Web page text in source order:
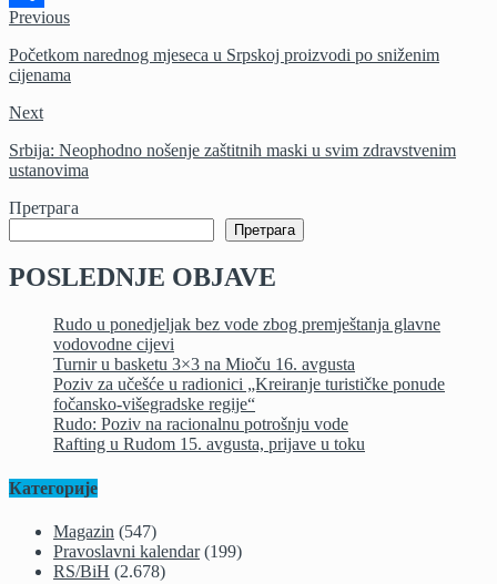
Share
Previous
Početkom narednog mjeseca u Srpskoj proizvodi po sniženim
cijenama
Next
Srbija: Neophodno nošenje zaštitnih maski u svim zdravstvenim
ustanovima
Претрага
Претрага
POSLEDNJE OBJAVE
Rudo u ponedjeljak bez vode zbog premještanja glavne
vodovodne cijevi
Turnir u basketu 3×3 na Mioču 16. avgusta
Poziv za učešće u radionici „Kreiranje turističke ponude
fočansko-višegradske regije“
Rudo: Poziv na racionalnu potrošnju vode
Rafting u Rudom 15. avgusta, prijave u toku
Категорије
Magazin (547)
Pravoslavni kalendar(199)
RS/BiH (2.678)